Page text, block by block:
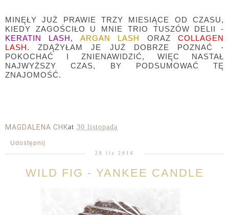
MINĘŁY JUŻ PRAWIE TRZY MIESIĄCE OD CZASU,
KIEDY ZAGOŚCIŁO U MNIE TRIO TUSZÓW DELII -
KERATIN LASH, ARGAN LASH ORAZCOLLAGEN
LASH. ZDĄŻYŁAM JE JUŻ DOBRZE POZNAĆ -
POKOCHAĆ I ZNIENAWIDZIĆ, WIĘC NASTAŁ
NAJWYŻSZY CZAS, BY PODSUMOWAĆ TĘ
ZNAJOMOŚĆ.
MAGDALENA CHKat 30 listopada
Udostępnij
28 lis 2016
WILD FIG - YANKEE CANDLE